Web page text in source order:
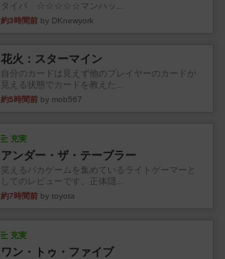
タイパ ☆☆☆☆☆マンハッ...
約3時間前 by DKnewyork
花火：スターマイン
自分のカードは見えず他のプレイヤーのカードが
見える状態でカードを教えた...
約5時間前 by mob567
充実
アンダー・ザ・テーブラー
笑えるバカゲームを集めているライトゲーマーと
してのレビューです。正体隠...
約7時間前 by toyota
充実
ワン・トゥ・ファイブ